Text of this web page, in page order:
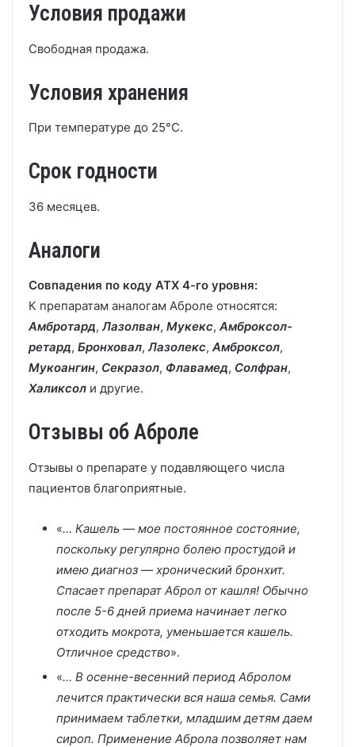
Условия продажи
Свободная продажа.
Условия хранения
При температуре до 25°C.
Срок годности
36 месяцев.
Аналоги
Совпадения по коду АТХ 4-го уровня:
К препаратам аналогам Аброле относятся:
Амбротард,Лазолван, Мукекс, Амброксол-
ретард, Бронховал,Лазолекс, Амброксол,
Мукоангин, Секразол, Флавамед, Солфран,
Халиксол и другие.
Отзывы об Аброле
Отзывы о препарате у подавляющего числа
пациентов благоприятные.
«… Кашель — мое постоянное состояние,
поскольку регулярно болею простудой и
имею диагноз — хронический бронхит.
Спасает препарат Аброл от кашля! Обычно
после 5-6 дней приема начинает легко
отходить мокрота, уменьшается кашель.
Отличное средство».
«… В осенне-весенний период Абролом
лечится практически вся наша семья. Сами
принимаем таблетки, младшим детям даем
сироп. Применение Аброла позволяет нам